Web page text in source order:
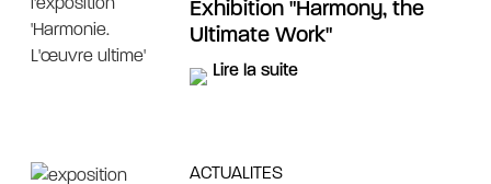
Exhibition "Harmony, the
Ultimate Work"
Lire la suite
ACTUALITES